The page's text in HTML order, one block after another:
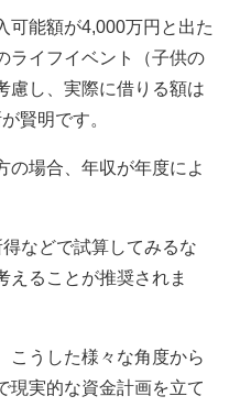
可能額が4,000万円と出た
ライフイベント（子供の
慮し、実際に借りる額は
賢明です。
の場合、年収が年度によ
などで試算してみるな
えることが推奨されま
こうした様々な角度から
現実的な資金計画を立て